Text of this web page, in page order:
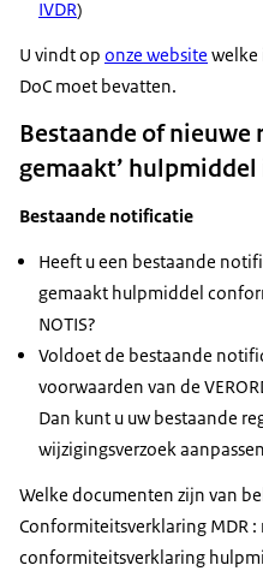
IVDR)
U vindt op onze website welke
DoC moet bevatten.
Bestaande of nieuwe
gemaakt’ hulpmiddel
Bestaande notificatie
Heeft u een bestaande
gemaakt hulpmiddel
NOTIS?
Voldoet de bestaande
voorwaarden van de
Dan kunt u uw bestaande
wijzigingsverzoek
Welke documenten zijn van
Conformiteitsverklaring MDR
conformiteitsverklaring